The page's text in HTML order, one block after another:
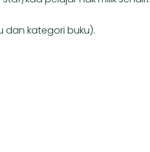
dan kategori buku).